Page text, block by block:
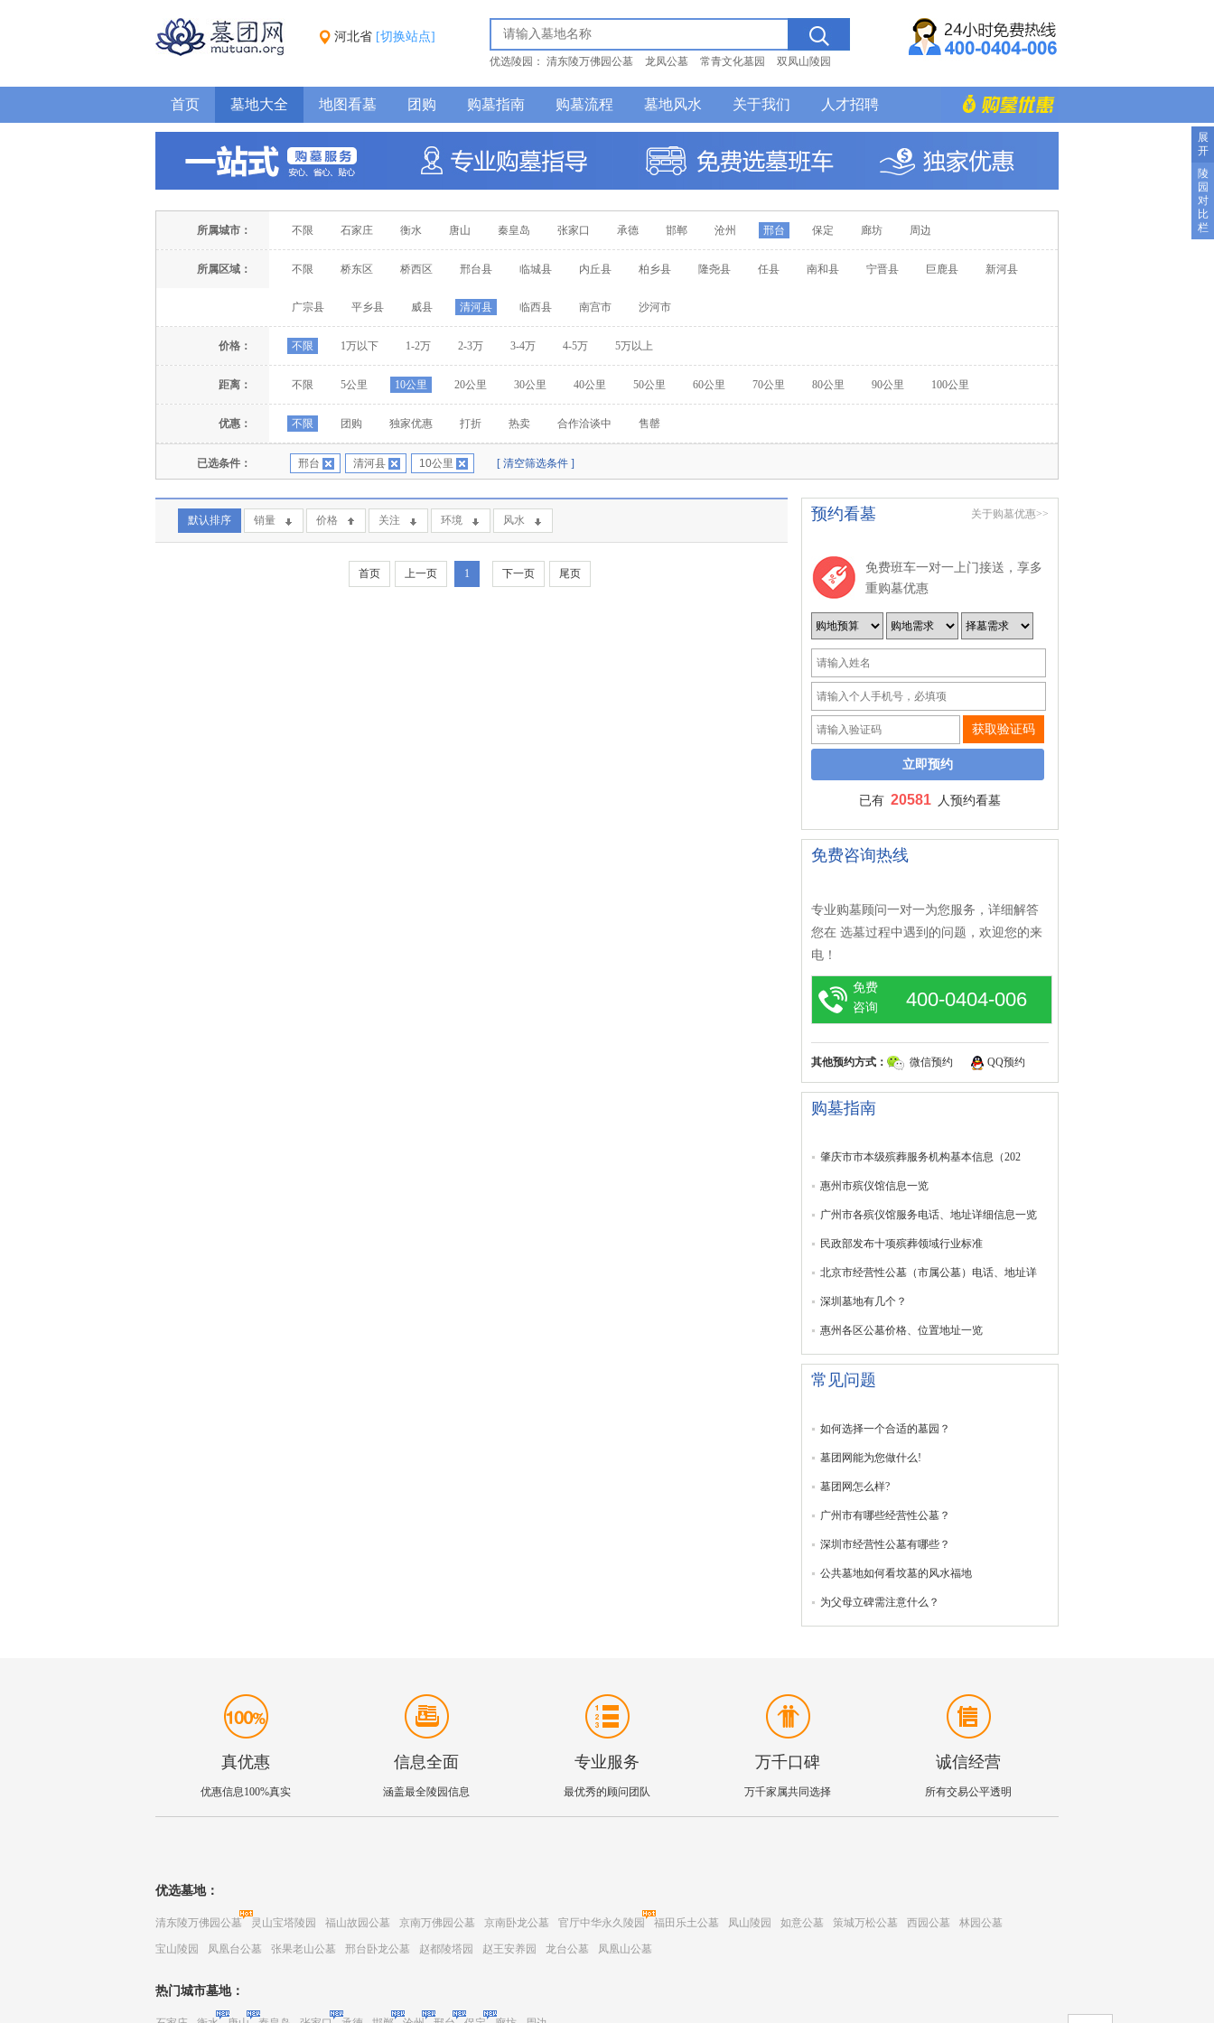
河北省 [切换站点]
优选陵园： 清东陵万佛园公墓 龙凤公墓 常青文化墓园
双凤山陵园
首页 墓地大全 地图看墓 团购 购墓指南 购墓流程 墓地风水 关于我们 人才招聘
所属城市： 不限 石家庄 衡水 唐山 秦皇岛 张家口 承德 邯郸 沧州 邢台 保定 廊坊 周边
所属区域： 不限 桥东区 桥西区 邢台县 临城县 内丘县 柏乡县 隆尧县 任县 南和县 宁晋县 巨鹿县 新河县
广宗县 平乡县 威县 清河县 临西县 南宫市 沙河市
价格： 不限 1万以下 1-2万 2-3万 3-4万 4-5万 5万以上
距离： 不限 5公里 10公里 20公里 30公里 40公里 50公里 60公里 70公里 80公里 90公里 100公里
优惠： 不限 团购 独家优惠 打折 热卖 合作洽谈中 售罄
已选条件： 邢台 清河县 10公里 [ 清空筛选条件 ]
默认排序 销量 价格 关注 环境 风水
首页 上一页 1 下一页 尾页
预约看墓 关于购墓优惠>>
免费班车一对一上门接送，享多
重购墓优惠
获取验证码
已有 20581 人预约看墓
免费咨询热线
专业购墓顾问一对一为您服务，详细解答
您在 选墓过程中遇到的问题，欢迎您的来
电！
免费
咨询
400-0404-006
其他预约方式： 微信预约 QQ预约
购墓指南
肇庆市市本级殡葬服务机构基本信息（202
惠州市殡仪馆信息一览
广州市各殡仪馆服务电话、地址详细信息一览
民政部发布十项殡葬领域行业标准
北京市经营性公墓（市属公墓）电话、地址详
深圳墓地有几个？
惠州各区公墓价格、位置地址一览
常见问题
如何选择一个合适的墓园？
墓团网能为您做什么!
墓团网怎么样?
广州市有哪些经营性公墓？
深圳市经营性公墓有哪些？
公共墓地如何看坟墓的风水福地
为父母立碑需注意什么？
真优惠
优惠信息100%真实
信息全面
涵盖最全陵园信息
专业服务
最优秀的顾问团队
万千口碑
万千家属共同选择
诚信经营
所有交易公平透明
优选墓地：
清东陵万佛园公墓 灵山宝塔陵园 福山故园公墓 京南万佛园公墓 京南卧龙公墓 官厅中华永久陵园 福田乐土公墓 凤山陵园 如意公墓 策城万松公墓 西园公墓 林园公墓
宝山陵园 凤凰台公墓 张果老山公墓 邢台卧龙公墓 赵都陵塔园 赵王安养园 龙台公墓 凤凰山公墓
热门城市墓地：
展
开
陵
园
对
比
栏